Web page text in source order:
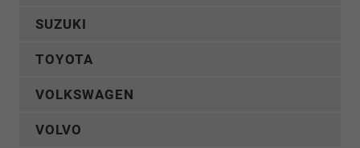
SUZUKI
TOYOTA
VOLKSWAGEN
VOLVO